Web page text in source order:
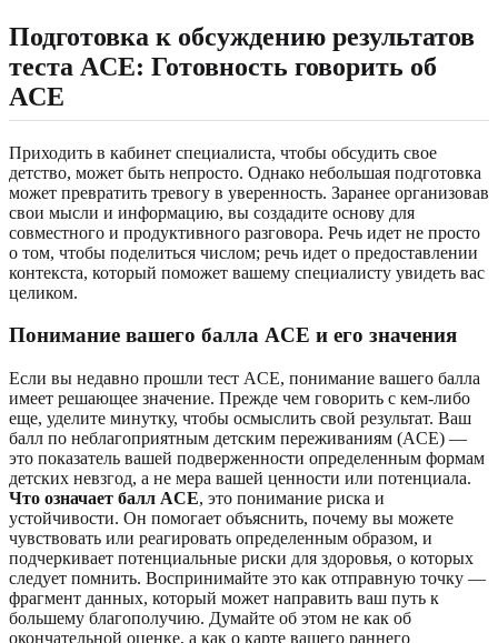
Подготовка к обсуждению результатов
теста ACE: Готовность говорить об
ACE
Приходить в кабинет специалиста, чтобы обсудить свое
детство, может быть непросто. Однако небольшая подготовка
может превратить тревогу в уверенность. Заранее организовав
свои мысли и информацию, вы создадите основу для
совместного и продуктивного разговора. Речь идет не просто
о том, чтобы поделиться числом; речь идет о предоставлении
контекста, который поможет вашему специалисту увидеть вас
целиком.
Понимание вашего балла ACE и его значения
Если вы недавно прошли тест ACE, понимание вашего балла
имеет решающее значение. Прежде чем говорить с кем-либо
еще, уделите минутку, чтобы осмыслить свой результат. Ваш
балл по неблагоприятным детским переживаниям (ACE) —
это показатель вашей подверженности определенным формам
детских невзгод, а не мера вашей ценности или потенциала.
Что означает балл ACE, это понимание риска и
устойчивости. Он помогает объяснить, почему вы можете
чувствовать или реагировать определенным образом, и
подчеркивает потенциальные риски для здоровья, о которых
следует помнить. Воспринимайте это как отправную точку —
фрагмент данных, который может направить ваш путь к
большему благополучию. Думайте об этом не как об
окончательной оценке, а как о карте вашего раннего